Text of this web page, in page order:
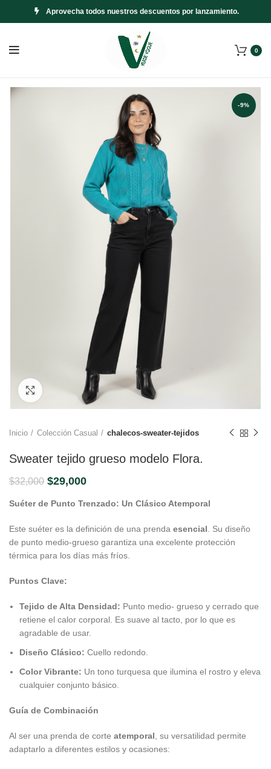
Aprovecha todos nuestros descuentos por lanzamiento.
0
-9%
Click to enlarge
Inicio Colección Casual chalecos-sweater-tejidos
Sweater tejido grueso modelo Flora.
$32,000 El
original
$32,000.
$29,000El
actual
$29,000.
Suéter de Punto Trenzado: Un Clásico Atemporal
Este suéter es la definición de una prenda esencial. Su diseño
de punto medio-grueso garantiza una excelente protección
térmica para los días más fríos.
Puntos Clave:
Tejido de Alta Densidad: Punto medio- grueso y cerrado que
retiene el calor corporal. Es suave al tacto, por lo que es
agradable de usar.
Diseño Clásico: Cuello redondo.
Color Vibrante: Un tono turquesa que ilumina el rostro y eleva
cualquier conjunto básico.
Guía de Combinación
Al ser una prenda de corte atemporal, su versatilidad permite
adaptarlo a diferentes estilos y ocasiones: